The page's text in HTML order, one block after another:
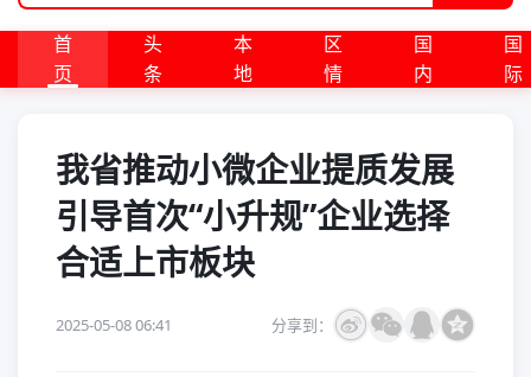
首
页
头
条
本
地
区
情
国
内
国
际
我省推动小微企业提质发展
引导首次“小升规”企业选择
合适上市板块
2025-05-08 06:41 分享到：